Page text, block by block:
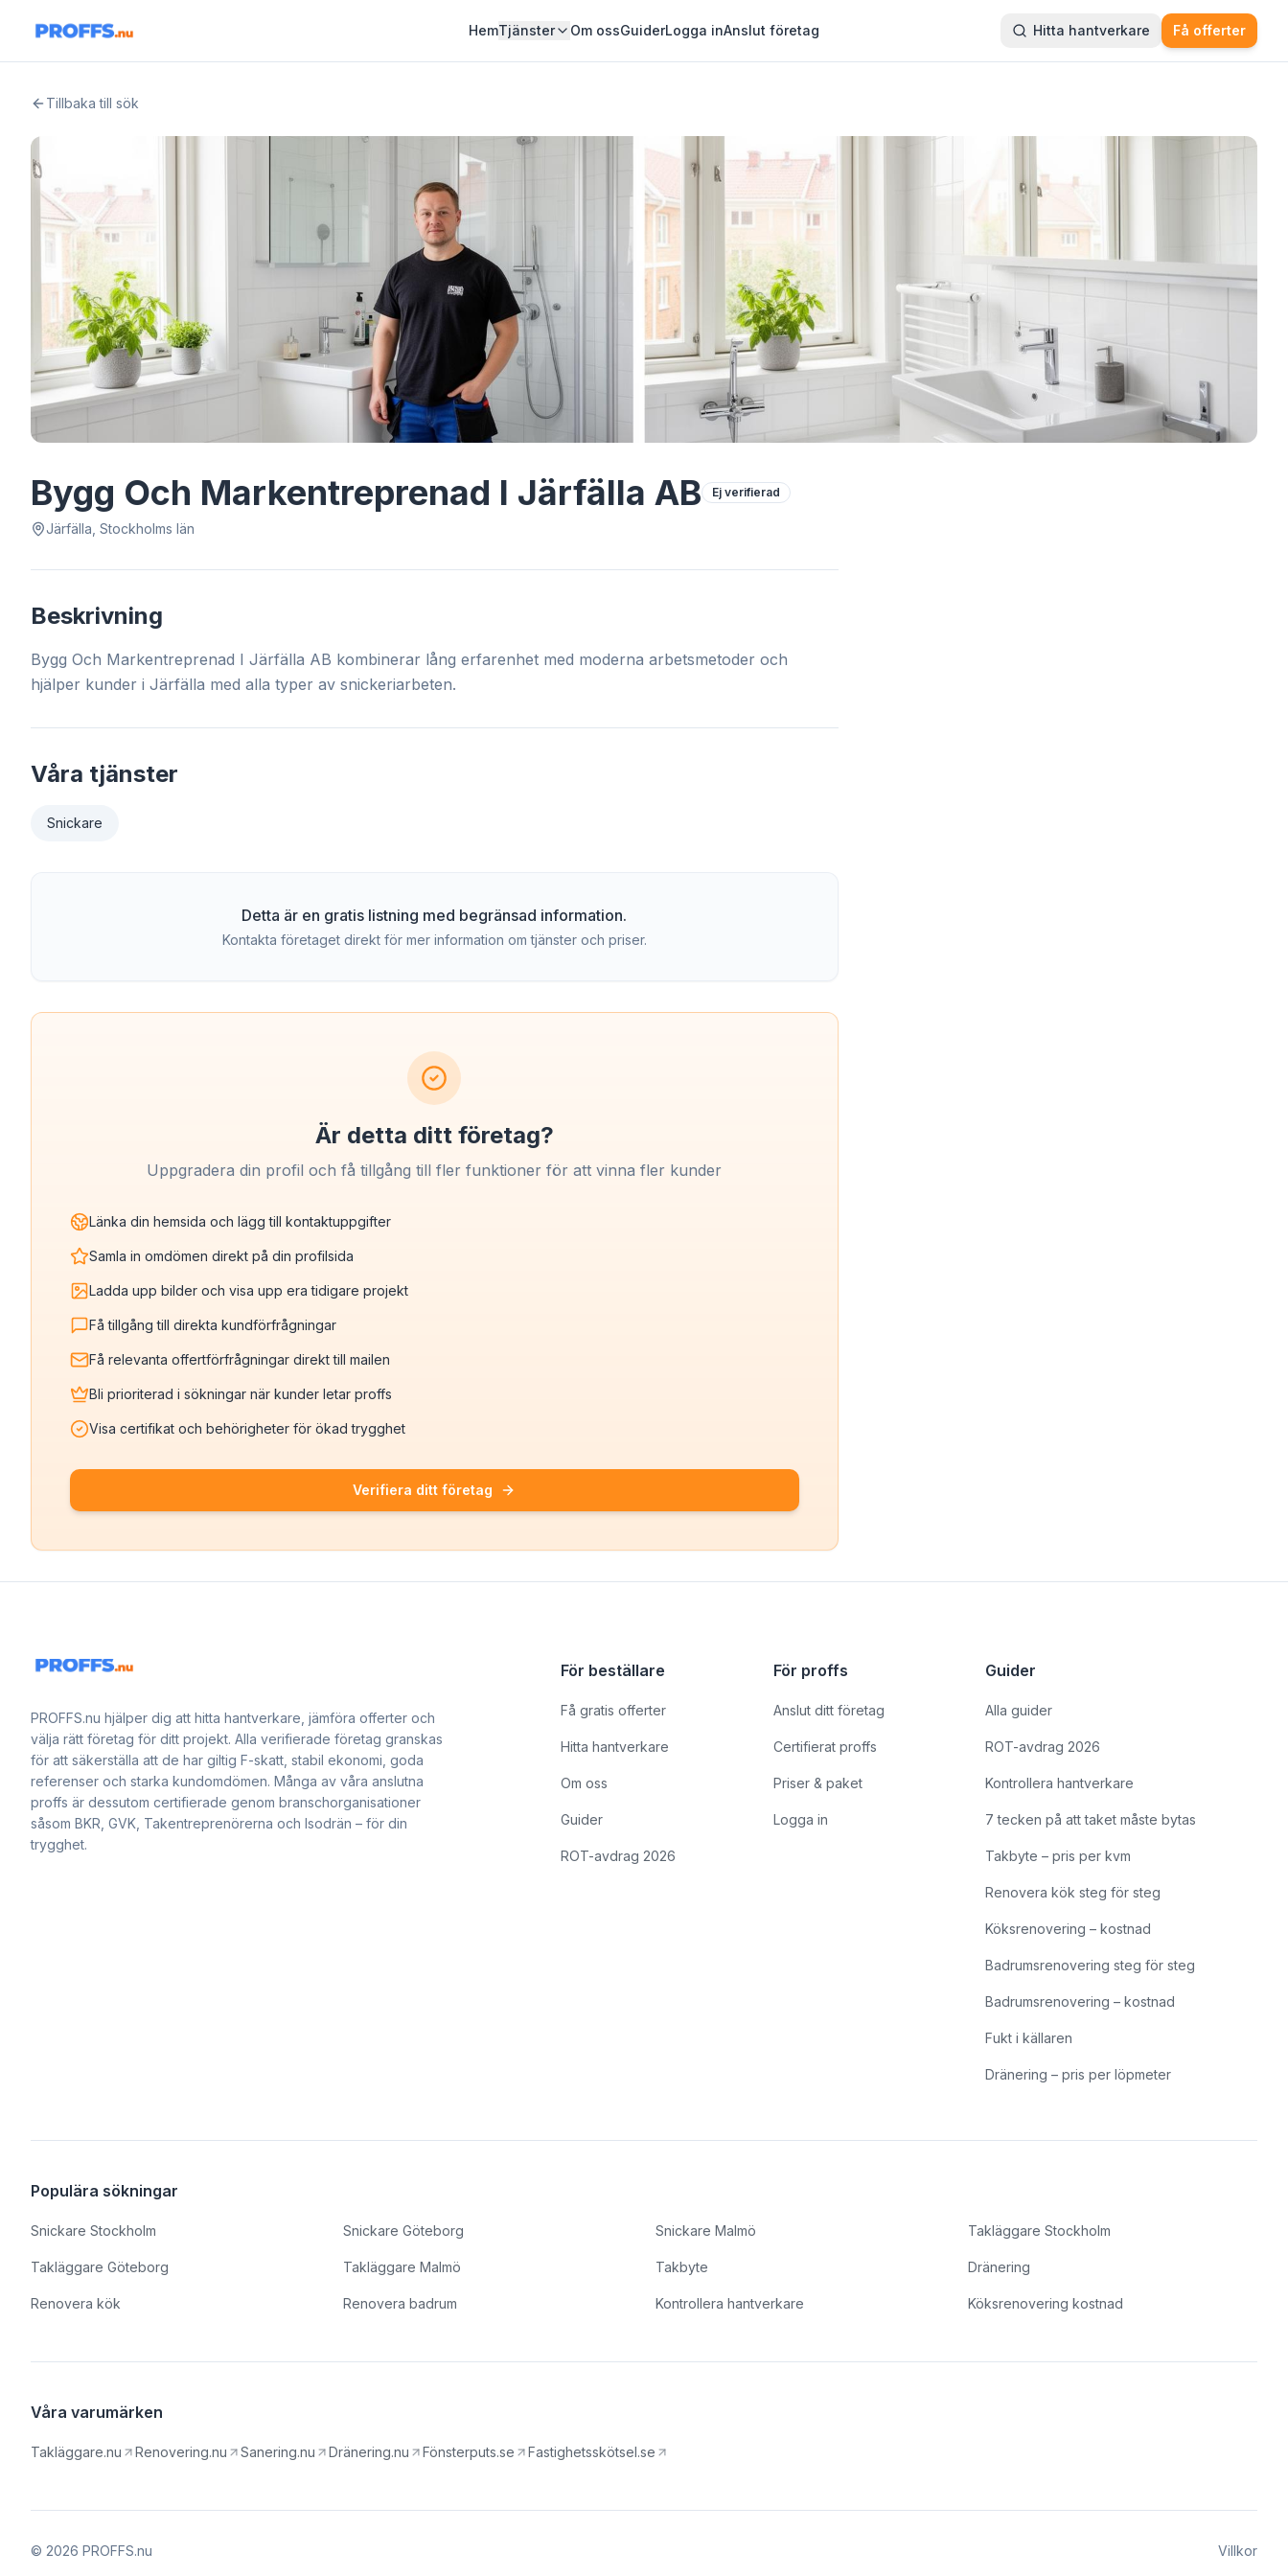
HemTjänster Om ossGuiderLogga inAnslut företag Hitta hantverkare Få offerter
Tillbaka till sök
Bygg Och Markentreprenad I Järfälla AB Ej verifierad
Järfälla, Stockholms län
Beskrivning
Bygg Och Markentreprenad I Järfälla AB kombinerar lång erfarenhet med moderna arbetsmetoder och
hjälper kunder i Järfälla med alla typer av snickeriarbeten.
Våra tjänster
Snickare
Detta är en gratis listning med begränsad information.
Kontakta företaget direkt för mer information om tjänster och priser.
Är detta ditt företag?
Uppgradera din profil och få tillgång till fler funktioner för att vinna fler kunder
Länka din hemsida och lägg till kontaktuppgifter
Samla in omdömen direkt på din profilsida
Ladda upp bilder och visa upp era tidigare projekt
Få tillgång till direkta kundförfrågningar
Få relevanta offertförfrågningar direkt till mailen
Bli prioriterad i sökningar när kunder letar proffs
Visa certifikat och behörigheter för ökad trygghet
Verifiera ditt företag
PROFFS.nu hjälper dig att hitta hantverkare, jämföra offerter och
välja rätt företag för ditt projekt. Alla verifierade företag granskas
för att säkerställa att de har giltig F-skatt, stabil ekonomi, goda
referenser och starka kundomdömen. Många av våra anslutna
proffs är dessutom certifierade genom branschorganisationer
såsom BKR, GVK, Takentreprenörerna och Isodrän – för din
trygghet.
För beställare
Få gratis offerter
Hitta hantverkare
Om oss
Guider
ROT-avdrag 2026
För proffs
Anslut ditt företag
Certifierat proffs
Priser & paket
Logga in
Guider
Alla guider
ROT-avdrag 2026
Kontrollera hantverkare
7 tecken på att taket måste bytas
Takbyte – pris per kvm
Renovera kök steg för steg
Köksrenovering – kostnad
Badrumsrenovering steg för steg
Badrumsrenovering – kostnad
Fukt i källaren
Dränering – pris per löpmeter
Populära sökningar
Snickare Stockholm Snickare Göteborg Snickare Malmö Takläggare Stockholm
Takläggare Göteborg Takläggare Malmö Takbyte Dränering
Renovera kök Renovera badrum Kontrollera hantverkare Köksrenovering kostnad
Våra varumärken
Takläggare.nu Renovering.nu Sanering.nu Dränering.nu Fönsterputs.se Fastighetsskötsel.se
© 2026 PROFFS.nu Villkor